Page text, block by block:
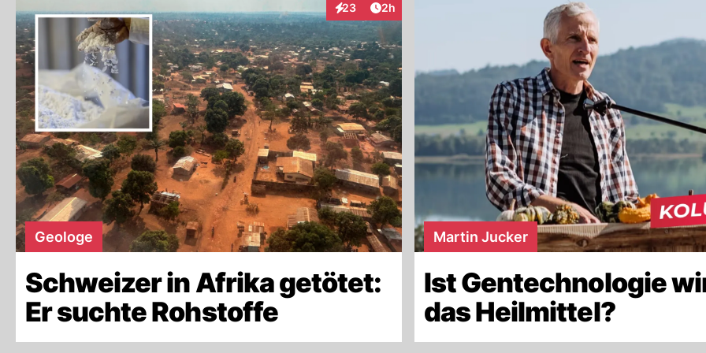
23
InteraktionenArtikel veröffentlicht:
2h
Geologe
Schweizer in Afrika getötet:
Er suchte Rohstoffe
Martin Jucker
Ist Gentechnologie
das Heilmittel?